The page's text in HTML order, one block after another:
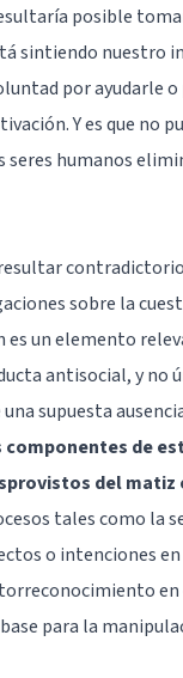
posible
sintiendo nuestro
por ayudarle o
Y es que no
humanos
sobre la
un elemento
antisocial, y no
supuesta
componentes de
del
tales como la
o intenciones
para la